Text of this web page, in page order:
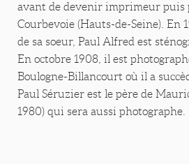
avant de devenir imprimeur puis
Courbevoie (Hauts-de-Seine). En
de sa soeur, Paul Alfred est
En octobre 1908, il est
Boulogne-Billancourt où il a
Paul Séruzier est le père de
1980) qui sera aussi photographe.